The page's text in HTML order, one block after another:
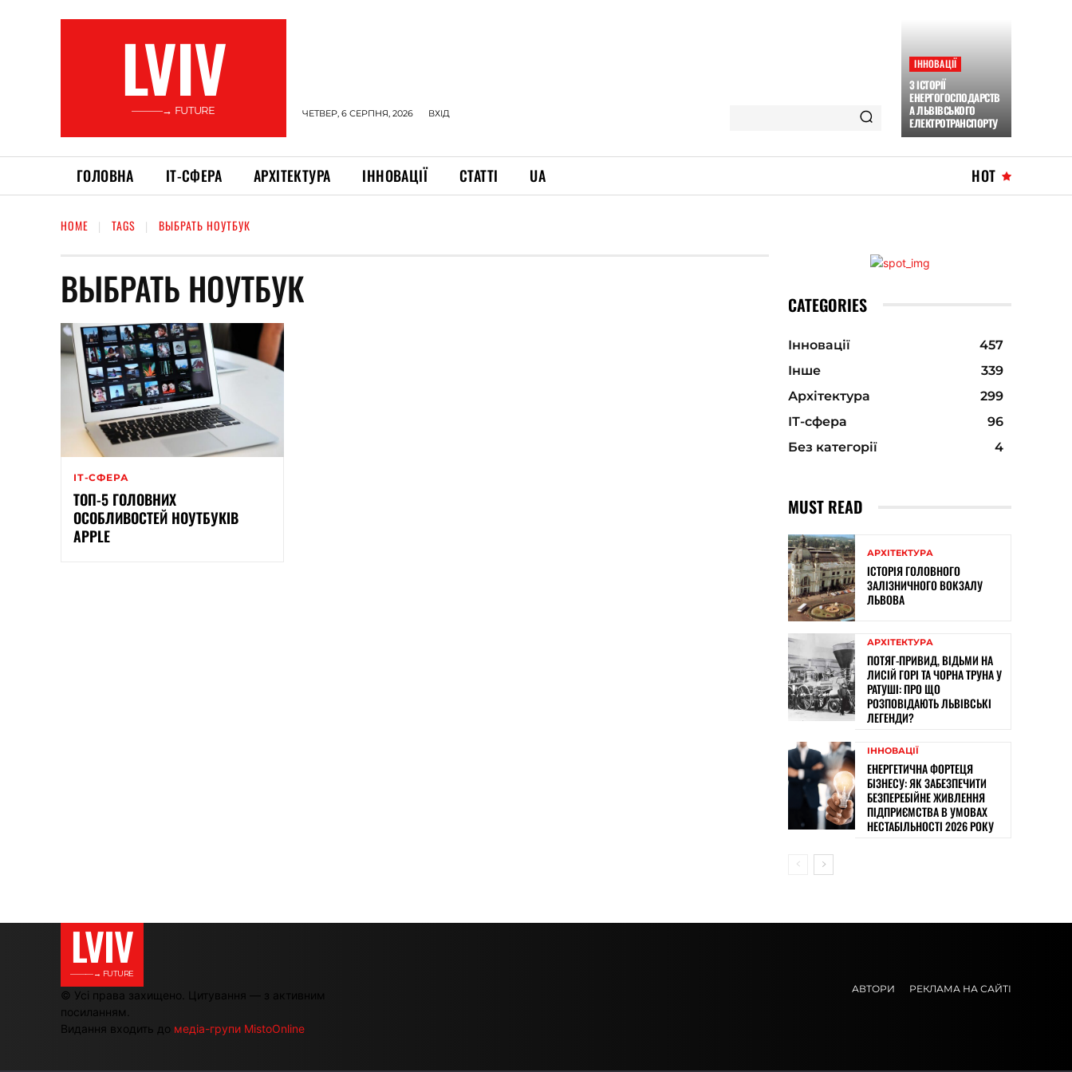
LVIV
———→ FUTURE ЧЕТВЕР, 6 СЕРПНЯ, 2026 ВХІД
ІННОВАЦІЇ
З ІСТОРІЇ
ЕНЕРГОГОСПОДАРСТВ
А ЛЬВІВСЬКОГО
ЕЛЕКТРОТРАНСПОРТУ
ГОЛОВНА ІТ-СФЕРА АРХІТЕКТУРА ІННОВАЦІЇ СТАТТІ UA HOT
HOME TAGS ВЫБРАТЬ НОУТБУК
ВЫБРАТЬ НОУТБУК
ІТ-СФЕРА
ТОП-5 ГОЛОВНИХ
ОСОБЛИВОСТЕЙ НОУТБУКІВ
APPLE
CATEGORIES
Інновації
457
Інше
339
Архітектура
299
ІТ-сфера
96
Без категорії
4
MUST READ
АРХІТЕКТУРА
ІСТОРІЯ ГОЛОВНОГО
ЗАЛІЗНИЧНОГО ВОКЗАЛУ
ЛЬВОВА
АРХІТЕКТУРА
ПОТЯГ-ПРИВИД, ВІДЬМИ НА
ЛИСІЙ ГОРІ ТА ЧОРНА ТРУНА У
РАТУШІ: ПРО ЩО
РОЗПОВІДАЮТЬ ЛЬВІВСЬКІ
ЛЕГЕНДИ?
ІННОВАЦІЇ
ЕНЕРГЕТИЧНА ФОРТЕЦЯ
БІЗНЕСУ: ЯК ЗАБЕЗПЕЧИТИ
БЕЗПЕРЕБІЙНЕ ЖИВЛЕННЯ
ПІДПРИЄМСТВА В УМОВАХ
НЕСТАБІЛЬНОСТІ 2026 РОКУ
LVIV
———→ FUTURE
© Усі права захищено. Цитування — з активним
посиланням.
Видання входить до медіа-групи MistoOnline
АВТОРИ РЕКЛАМА НА САЙТІ